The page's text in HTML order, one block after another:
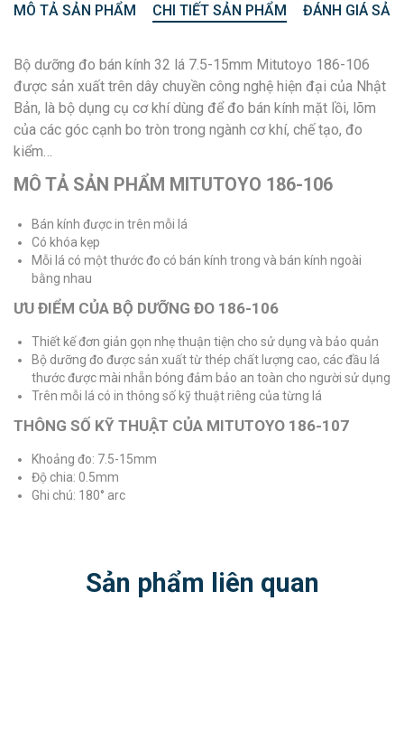
MÔ TẢ SẢN PHẨM CHI TIẾT SẢN PHẨM ĐÁNH GIÁ
Bộ dưỡng đo bán kính 32 lá 7.5-15mm Mitutoyo 186-106
được sản xuất trên dây chuyền công nghệ hiện đại của Nhật
Bản, là bộ dụng cụ cơ khí dùng để đo bán kính mặt lồi, lõm
của các góc cạnh bo tròn trong ngành cơ khí, chế tạo, đo
kiểm…
MÔ TẢ SẢN PHẨM MITUTOYO 186-106
Bán kính được in trên mỗi lá
Có khóa kẹp
Mỗi lá có một thước đo có bán kính trong và bán kính ngoài
bằng nhau
ƯU ĐIỂM CỦA BỘ DƯỠNG ĐO 186-106
Thiết kế đơn giản gọn nhẹ thuận tiện cho sử dụng và bảo quản
Bộ dưỡng đo được sản xuất từ thép chất lượng cao, các đầu lá
thước được mài nhẵn bóng đảm bảo an toàn cho người sử dụng
Trên mỗi lá có in thông số kỹ thuật riêng của từng lá
THÔNG SỐ KỸ THUẬT CỦA MITUTOYO 186-107
Khoảng đo: 7.5-15mm
Độ chia: 0.5mm
Ghi chú: 180° arc
Sản phẩm liên quan